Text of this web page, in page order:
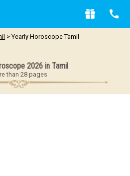
> Yearly Horoscope Tamil
2026 in Tamil
than 28 pages